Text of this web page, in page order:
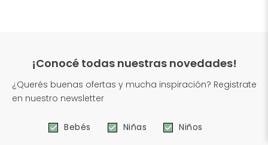
¡Conocé todas nuestras novedades!
¿Querés buenas ofertas y mucha inspiración? Registrate
en nuestro newsletter
Bebés Niñas Niños